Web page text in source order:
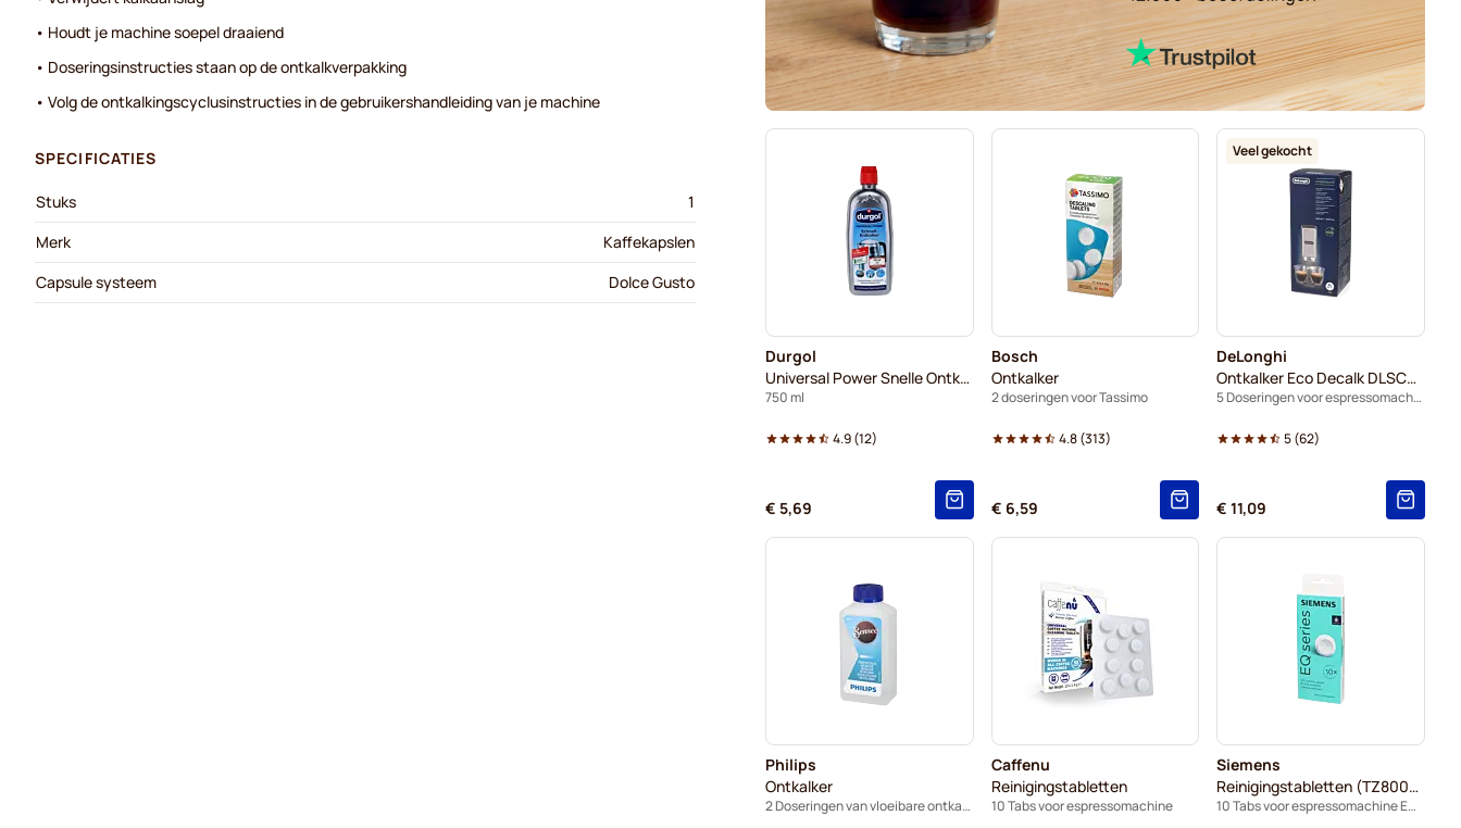
Durgol
Universal Power Snelle Ontkalker
750 ml
4.9(12)
€ 5,69
Bosch
Ontkalker
2 doseringen voor Tassimo
4.8(313)
€ 6,59
Veel gekocht
DeLonghi
Ontkalker Eco Decalk DLSC500
5 Doseringen voor espressomachine
5(62)
€ 11,09
Philips
Ontkalker
2 Doseringen van vloeibare ontkalking
Caffenu
Reinigingstabletten
10 Tabs voor espressomachine
Siemens
Reinigingstabletten (TZ80001B)
10 Tabs voor espressomachine EQ.series
• Houdt je machine soepel draaiend
• Doseringsinstructies staan op de ontkalkverpakking
• Volg de ontkalkingscyclusinstructies in de gebruikershandleiding van je machine
SPECIFICATIES
Stuks
1
Merk
Kaffekapslen
Capsule systeem
Dolce Gusto